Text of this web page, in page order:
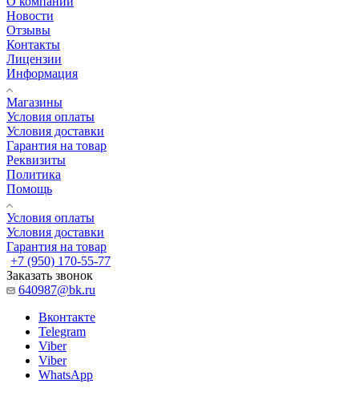
Новости
Отзывы
Контакты
Лицензии
Информация
Магазины
Условия оплаты
Условия доставки
Гарантия на товар
Реквизиты
Политика
Помощь
Условия оплаты
Условия доставки
Гарантия на товар
+7 (950) 170-55-77
Заказать звонок
640987@bk.ru
Вконтакте
Telegram
Viber
Viber
WhatsApp